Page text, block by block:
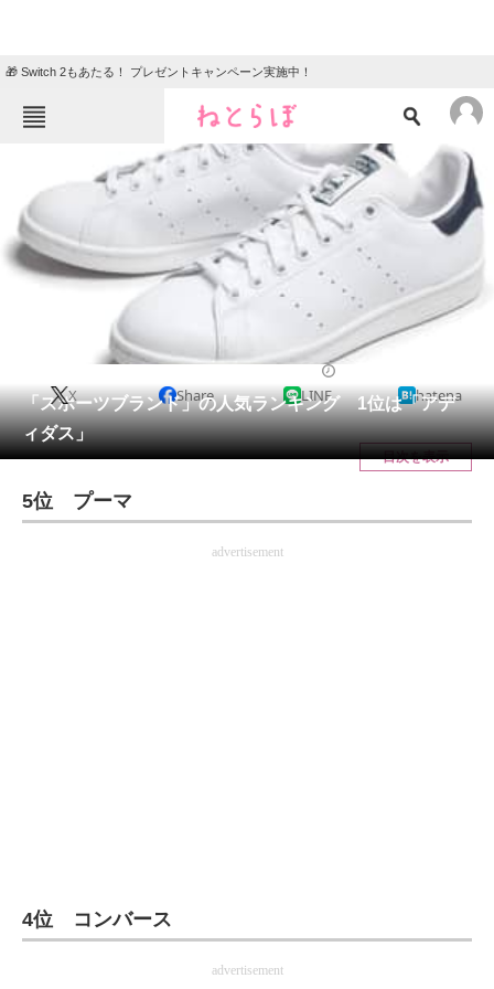
🎁 Switch 2もあたる！ プレゼントキャンペーン実施中！
エンタメ クイズ
グルメ 地域
教育・育児
リサーチ
会員記事
メディア
注目記事を集めた総合ページ
マーケ×ITの今がよく分かる
ITエンジニア向け専門サイト
「スポーツブランド」の人気ランキング 1位は「アデ
ィダス」
X Share LINE hatena
目次を表示
5位 プーマ
advertisement
4位 コンバース
advertisement